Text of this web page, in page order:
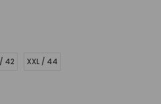
42 XXL / 44